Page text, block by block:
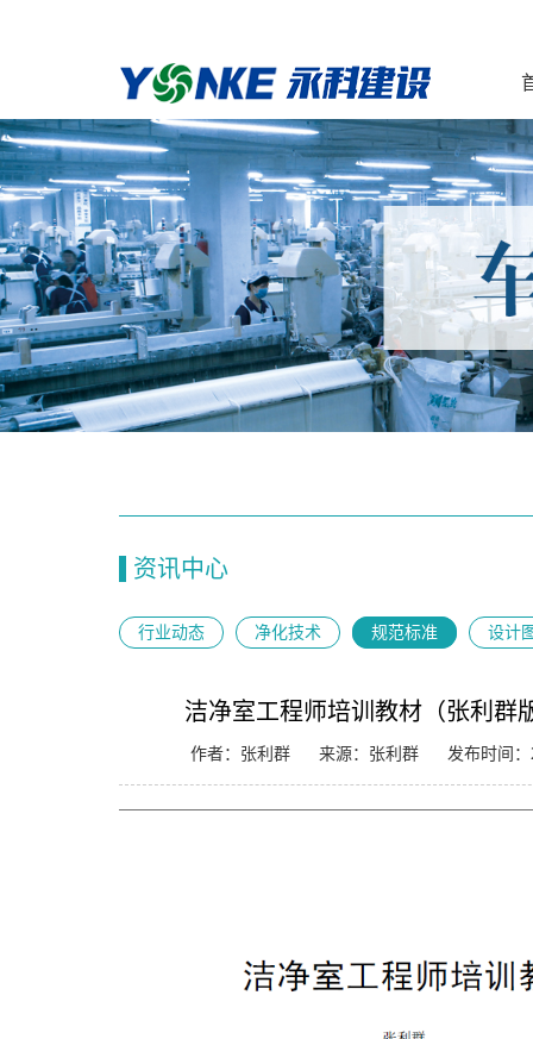
资讯中心
行业动态 净化技术 规范标准 设计
洁净室工程师培训教材（张利群
作者：张利群 来源：张利群 发布时间：